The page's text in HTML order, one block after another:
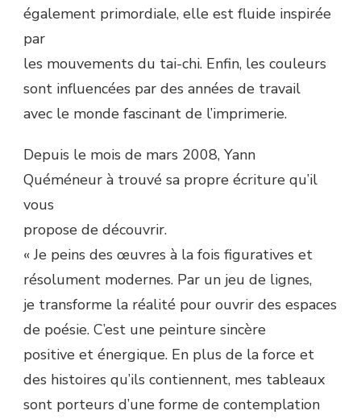
également primordiale, elle est fluide inspirée
par
les mouvements du tai-chi. Enfin, les couleurs
sont influencées par des années de travail
avec le monde fascinant de l’imprimerie.
Depuis le mois de mars 2008, Yann
Quéméneur à trouvé sa propre écriture qu’il
vous
propose de découvrir.
« Je peins des œuvres à la fois figuratives et
résolument modernes. Par un jeu de lignes,
je transforme la réalité pour ouvrir des espaces
de poésie. C’est une peinture sincère
positive et énergique. En plus de la force et
des histoires qu’ils contiennent, mes tableaux
sont porteurs d’une forme de contemplation